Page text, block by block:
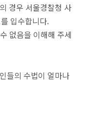
경우 서울경찰청 사
입수합니다.
없음을 이해해 주세
들의 수법이 얼마나